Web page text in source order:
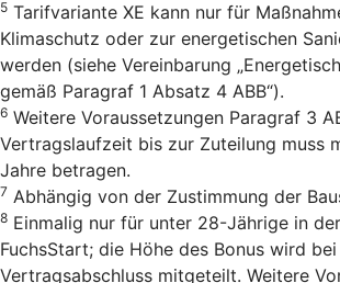
5 Tarifvariante XE kann nur für
Klimaschutz oder zur energetischen
werden (siehe Vereinbarung
gemäß Paragraf 1 Absatz 4 ABB“).
6 Weitere Voraussetzungen Paragraf 3
Vertragslaufzeit bis zur Zuteilung muss
Jahre betragen.
7 Abhängig von der Zustimmung der
8 Einmalig nur für unter 28-Jährige in
FuchsStart; die Höhe des Bonus wird bei
Vertragsabschluss mitgeteilt. Weitere